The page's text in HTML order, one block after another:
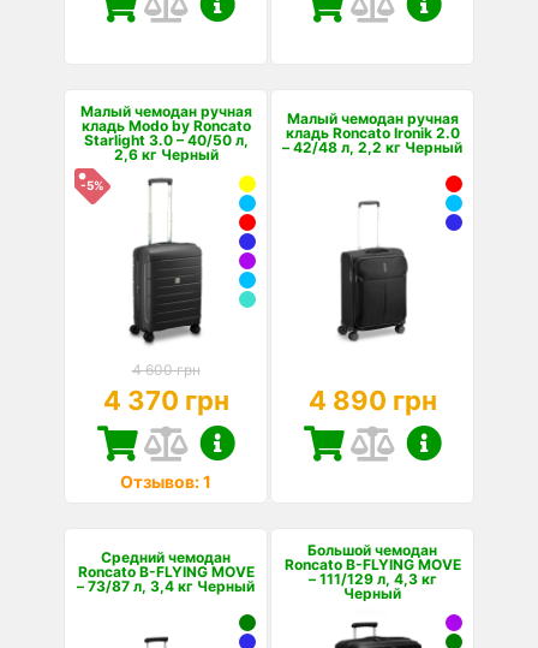
Малый чемодан ручная
кладь Modo by Roncato
Starlight 3.0 – 40/50 л,
2,6 кг Черный
-5%
4 600 грн
4 370 грн
Отзывов: 1
Малый чемодан ручная
кладь Roncato Ironik 2.0
– 42/48 л, 2,2 кг Черный
4 890 грн
Средний чемодан
Roncato B-FLYING MOVE
– 73/87 л, 3,4 кг Черный
Большой чемодан
Roncato B-FLYING MOVE
– 111/129 л, 4,3 кг
Черный